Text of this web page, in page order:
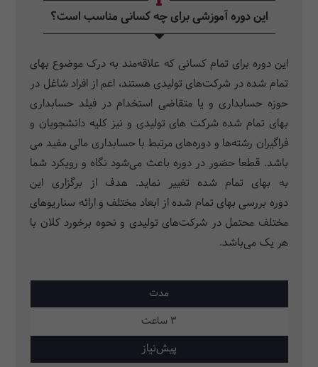
این دوره آموزشی برای چه کسانی مناسب است؟
این دوره برای تمام کسانی که علاقه­‌مند به درک موضوع بهای
تمام شده در شرکت‌های تولیدی هستند، اعم از افراد شاغل در
حوزه حسابداری و یا متقاضی استخدام در فیلد حسابداری
بهای تمام شده شرکت های تولیدی و نیز کلیه دانشجویان و
فراگیران رشته‌ها و دوره‌های مرتبط با حسابداری مالی مفید می
باشد. قطعا حضور در دوره باعث می‌شود نگاه و رویکرد شما
به بهای تمام شده تغییر نماید. هدف از برگزاری این
دوره بررسی بهای تمام شده از ابعاد مختلف و ارائه سناریوهای
مختلف محتمل در شرکت‌های تولیدی و نحوه برخورد کلان با
هر یک می‌باشد.
مدت
3 ساعت
پیش‌نیاز